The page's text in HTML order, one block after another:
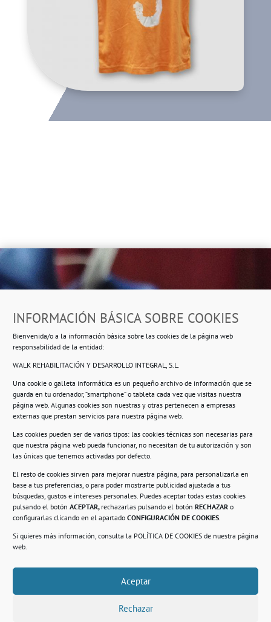
INFORMACIÓN BÁSICA SOBRE COOKIES
Bienvenida/o a la información básica sobre las cookies de la página web
responsabilidad de la entidad:
WALK REHABILITACIÓN Y DESARROLLO INTEGRAL, S.L.
Una cookie o galleta informática es un pequeño archivo de información que se
guarda en tu ordenador, “smartphone” o tableta cada vez que visitas nuestra
página web. Algunas cookies son nuestras y otras pertenecen a empresas
externas que prestan servicios para nuestra página web.
Las cookies pueden ser de varios tipos: las cookies técnicas son necesarias para
que nuestra página web pueda funcionar, no necesitan de tu autorización y son
las únicas que tenemos activadas por defecto.
El resto de cookies sirven para mejorar nuestra página, para personalizarla en
base a tus preferencias, o para poder mostrarte publicidad ajustada a tus
búsquedas, gustos e intereses personales. Puedes aceptar todas estas cookies
pulsando el botón ACEPTAR, rechazarlas pulsando el botón RECHAZAR o
configurarlas clicando en el apartado CONFIGURACIÓN DE COOKIES.
Si quieres más información, consulta la POLÍTICA DE COOKIES de nuestra página
web.
Aceptar
Rechazar
Ropero Solidario de Usera
Beasáin 25-33posterior, local 3 – 28041 Madrid
Información
Compromiso con la protección de datos
Política de Cookies.
© 2021. Realizado en el Centro de Rehabilitación